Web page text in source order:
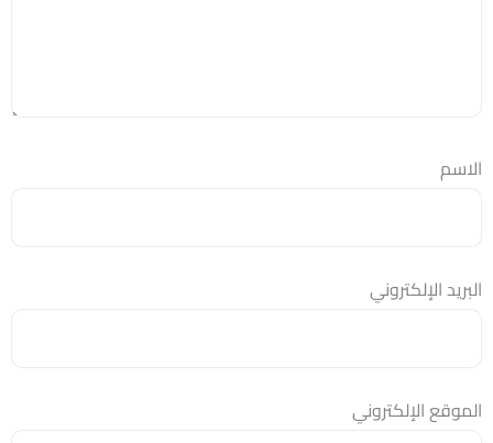
الاسم
البريد الإلكتروني
الموقع الإلكتروني